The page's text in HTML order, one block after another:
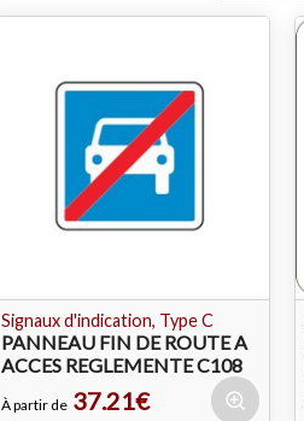
Signaux d'indication, Type C
PANNEAU FIN DE ROUTE A
ACCES REGLEMENTE C108
À partir de37.21€